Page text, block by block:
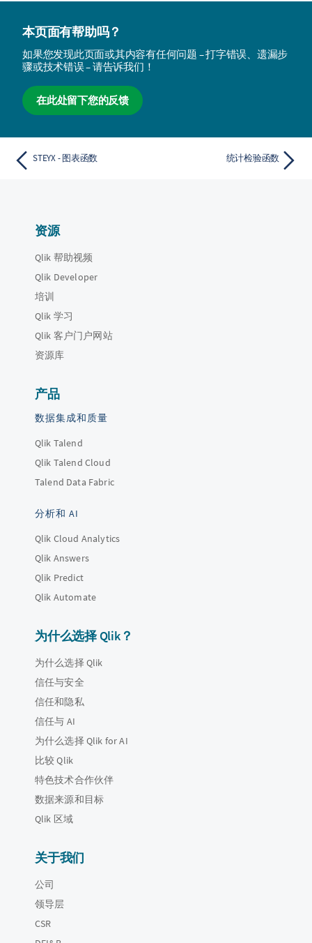
本页面有帮助吗？
如果您发现此页面或其内容有任何问题 – 打字错误、遗漏步
骤或技术错误 – 请告诉我们！
在此处留下您的反馈
STEYX - 图表函数 统计检验函数
资源
Qlik 帮助视频
Qlik Developer
培训
Qlik 学习
Qlik 客户门户网站
资源库
产品
数据集成和质量
Qlik Talend
Qlik Talend Cloud
Talend Data Fabric
分析和 AI
Qlik Cloud Analytics
Qlik Answers
Qlik Predict
Qlik Automate
为什么选择 Qlik？
为什么选择 Qlik
信任与安全
信任和隐私
信任与 AI
为什么选择 Qlik for AI
比较 Qlik
特色技术合作伙伴
数据来源和目标
Qlik 区域
关于我们
公司
领导层
CSR